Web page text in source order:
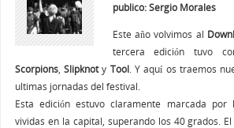
publico: Sergio Morales
Este año volvimos al
tercera edición tuvo
Scorpions, Slipknoty Tool. Y aquí os traemos
ultimas jornadas del festival.
Esta edición estuvo claramente marcada por
vividas en la capital, superando los 40 grados.